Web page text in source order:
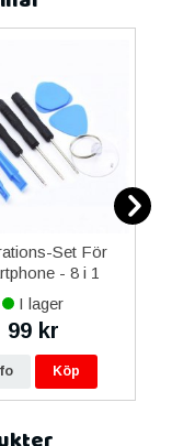
Set För
- 8 i 1
I lager
99 kr
Köp